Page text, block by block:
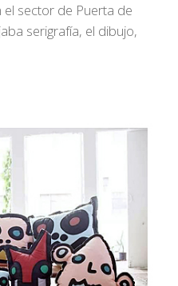
sector de Puerta de
serigrafía, el dibujo,